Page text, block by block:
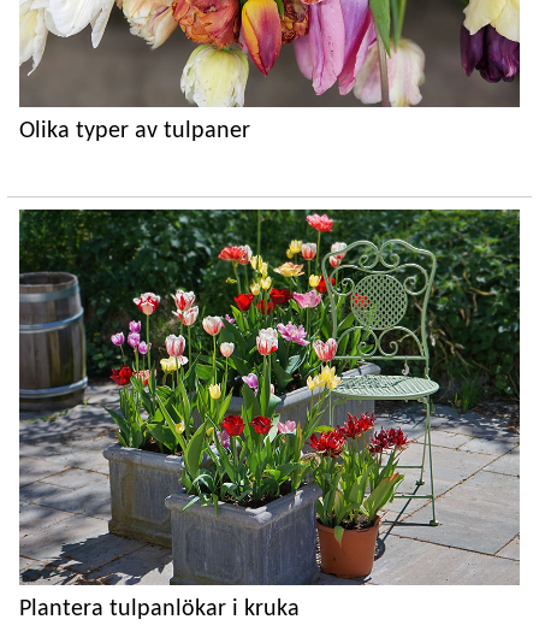
Olika typer av tulpaner
Plantera tulpanlökar i kruka